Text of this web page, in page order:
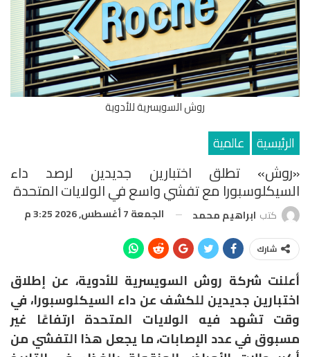
روش السويسرية للأدوية
الرئيسية عالمية
«روش» تطلق اختبارين جديدين لرصد داء
السيكلوسبورا مع تفشي واسع في الولايات المتحدة
كتب ابراهيم محمد الجمعة 7 أغسطس, 2026 3:25 م
شارك
أعلنت شركة روش السويسرية للأدوية، عن إطلاق
اختبارين جديدين للكشف عن داء السيكلوسبورا، في
وقت تشهد فيه الولايات المتحدة ارتفاعًا غير
مسبوق في عدد الإصابات، ما يجعل هذا التفشي من